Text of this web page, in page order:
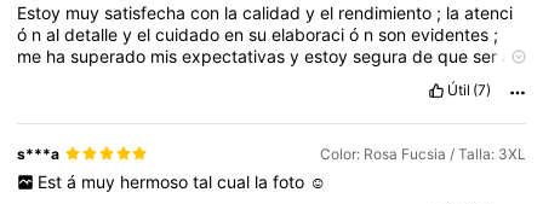
Estoy muysatisfechacon lacalidadyel rendimiento ; laatenci
ó naldetalleyelcuidadoensuelaboració nsonevidentes ;
me hasuperado misexpectativasyestoyseguradequeser á
-
cualquierpersona
quebusquealgodealtacalidad.
Útil (7)
s***a Color: Rosa Fucsia / Talla: 3XL
Est á muy hermoso tal cual la foto ☺️